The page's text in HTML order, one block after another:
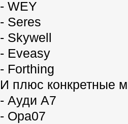
- WEY
- Seres
- Skywell
- Eveasy
- Forthing
И плюс конкретные
- Ауди А7
- Ора07